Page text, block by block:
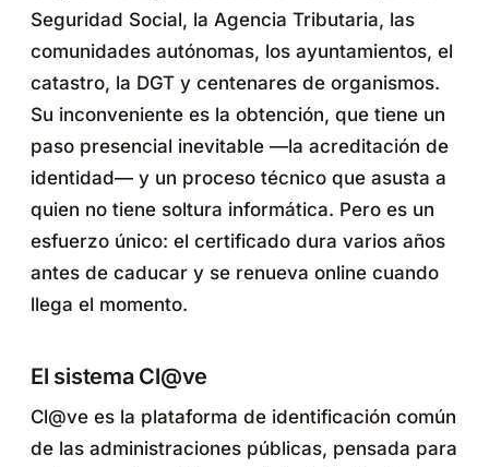
Seguridad Social, la Agencia Tributaria, las
comunidades autónomas, los ayuntamientos, el
catastro, la DGT y centenares de organismos.
Su inconveniente es la obtención, que tiene un
paso presencial inevitable —la acreditación de
identidad— y un proceso técnico que asusta a
quien no tiene soltura informática. Pero es un
esfuerzo único: el certificado dura varios años
antes de caducar y se renueva online cuando
llega el momento.
El sistema Cl@ve
Cl@ve es la plataforma de identificación común
de las administraciones públicas, pensada para